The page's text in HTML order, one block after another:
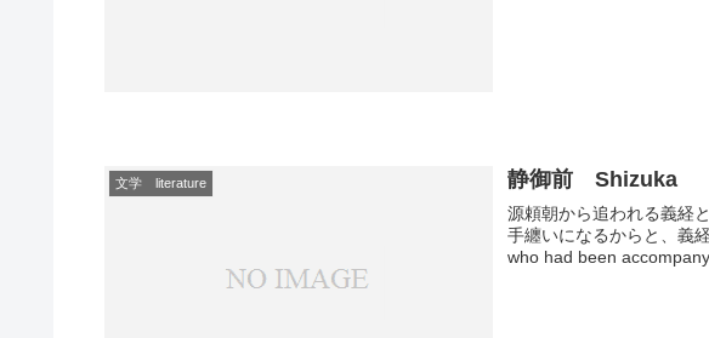
文学 literature 静御前 Shizuka
源頼朝から追われる義経
手纏いになるからと、義
who had been